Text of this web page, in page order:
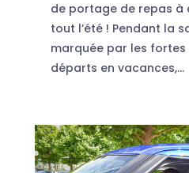
de portage de repas à
tout l’été ! Pendant la
marquée par les fortes
départs en vacances,...